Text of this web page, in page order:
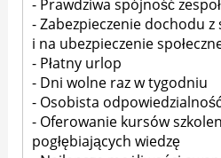
- Prawdziwa spójność
- Zabezpieczenie dochodu z
i na ubezpieczenie
- Płatny urlop
- Dni wolne raz w tygodniu
- Osobista
- Oferowanie kursów
pogłębiających wiedzę